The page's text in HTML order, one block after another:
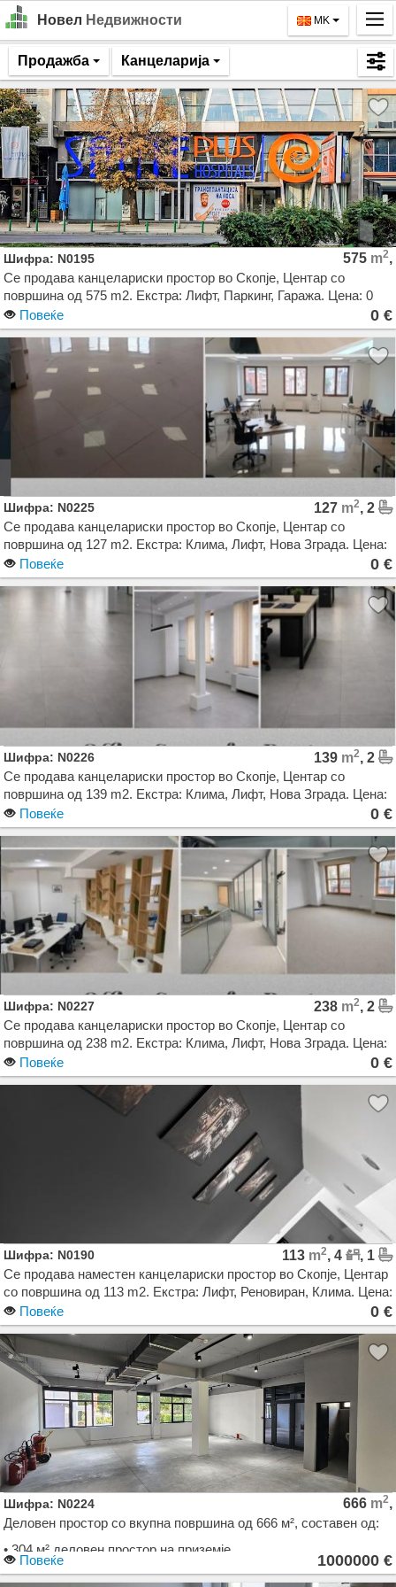
Новел Недвижности MK
Почетна
Барај
Издавање
Продажба
За Нас
Контакт
Најава
EN
GO!
Продажба Канцеларија
Шифра: N0195 575 m2,
Се продава канцелариски простор во Скопје, Центар со
површина од 575 m2. Екстра: Лифт, Паркинг, Гаража. Цена: 0
EURПовеќе 0 €
Шифра: N0225 127 m2, 2
Се продава канцелариски простор во Скопје, Центар со
површина од 127 m2. Екстра: Клима, Лифт, Нова Зграда. Цена:
0 EUR
Повеќе 0 €
Шифра: N0226 139 m2, 2
Се продава канцелариски простор во Скопје, Центар со
површина од 139 m2. Екстра: Клима, Лифт, Нова Зграда. Цена:
0 EUR
Повеќе 0 €
Шифра: N0227 238 m2, 2
Се продава канцелариски простор во Скопје, Центар со
површина од 238 m2. Екстра: Клима, Лифт, Нова Зграда. Цена:
0 EUR
Повеќе 0 €
Шифра: N0190 113 m2, 4
, 1
Се продава наместен канцелариски простор во Скопје, Центар
со површина од 113 m2. Екстра: Лифт, Реновиран, Клима. Цена:
0 EUR
Повеќе 0 €
Шифра: N0224 666 m2,
Деловен простор со вкупна површина од 666 м², составен од:
• 304 м² деловен простор на приземје
• 362 м² подрумски простор со можност за повеќенаменска
Повеќе 1000000 €